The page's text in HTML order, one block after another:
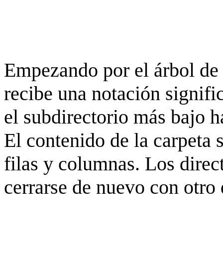
Empezando por el árbol
recibe una notación
el subdirectorio más bajo
El contenido de la carpeta
filas y columnas. Los
cerrarse de nuevo con